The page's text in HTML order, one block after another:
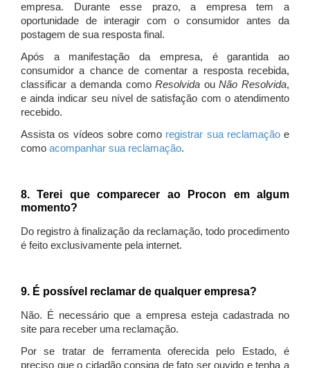
empresa. Durante esse prazo, a empresa tem a
oportunidade de interagir com o consumidor antes da
postagem de sua resposta final.
Após a manifestação da empresa, é garantida ao
consumidor a chance de comentar a resposta recebida,
classificar a demanda comoResolvida ouNão Resolvida,
e ainda indicar seu nível de satisfação com o atendimento
recebido.
Assista os vídeos sobre como registrar sua reclamaçãoe
como acompanhar sua reclamação.
8. Terei que comparecer ao Procon em algum
momento?
Do registro à finalização da reclamação, todo procedimento
é feito exclusivamente pela internet.
9. É possível reclamar de qualquer empresa?
Não. É necessário que a empresa esteja cadastrada no
site para receber uma reclamação.
Por se tratar de ferramenta oferecida pelo Estado, é
preciso que o cidadão consiga de fato ser ouvido e tenha a